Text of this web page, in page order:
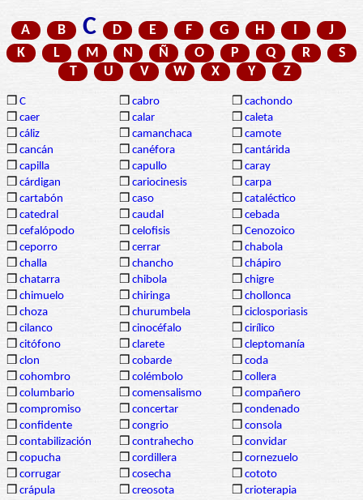
A B C D E F G H I
J
K
L M N Ñ O P Q R
S
T
U V W X Y Z
❒ C ❒ cabro ❒ cachondo
❒ caer ❒ calar ❒ caleta
❒ cáliz ❒ camanchaca ❒ camote
❒ cancán ❒ canéfora ❒ cantárida
❒ capilla ❒ capullo ❒ caray
❒ cárdigan ❒ cariocinesis ❒ carpa
❒ cartabón ❒ caso ❒ cataléctico
❒ catedral ❒ caudal ❒ cebada
❒ cefalópodo ❒ celofisis ❒ Cenozoico
❒ ceporro ❒ cerrar ❒ chabola
❒ challa ❒ chancho ❒ chápiro
❒ chatarra ❒ chibola ❒ chigre
❒ chimuelo ❒ chiringa ❒ chollonca
❒ choza ❒ churumbela ❒ ciclosporiasis
❒ cilanco ❒ cinocéfalo ❒ cirílico
❒ citófono ❒ clarete ❒ cleptomanía
❒ clon ❒ cobarde ❒ coda
❒ cohombro ❒ colémbolo ❒ collera
❒ columbario ❒ comensalismo ❒ compañero
❒ compromiso ❒ concertar ❒ condenado
❒ confidente ❒ congrio ❒ consola
❒ contabilización ❒ contrahecho ❒ convidar
❒ copucha ❒ cordillera ❒ cornezuelo
❒ corrugar ❒ cosecha ❒ cototo
❒ crápula ❒ creosota ❒ crioterapia